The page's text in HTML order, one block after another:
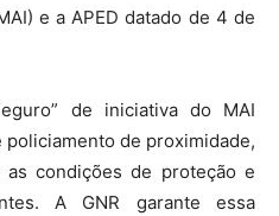
e a APED datado de 4 de
de iniciativa do MAI
de proximidade,
condições de proteção e
A GNR garante essa